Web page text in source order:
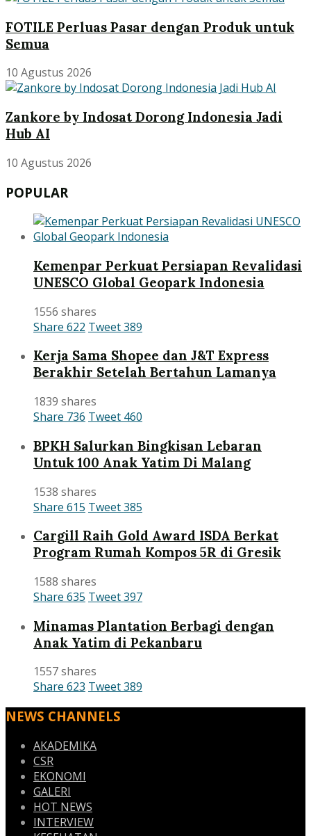
FOTILE Perluas Pasar dengan Produk untuk
Semua
10 Agustus 2026
Zankore by Indosat Dorong Indonesia Jadi
Hub AI
10 Agustus 2026
POPULAR
Kemenpar Perkuat Persiapan Revalidasi
UNESCO Global Geopark Indonesia
1556 shares
Share 622 Tweet389
Kerja Sama Shopee dan J&T Express
Berakhir Setelah Bertahun Lamanya
1839 shares
Share 736 Tweet 460
BPKH Salurkan Bingkisan Lebaran
Untuk 100 Anak Yatim Di Malang
1538 shares
Share 615 Tweet385
Cargill Raih Gold Award ISDA Berkat
Program Rumah Kompos 5R di Gresik
1588 shares
Share 635 Tweet397
Minamas Plantation Berbagi dengan
Anak Yatim di Pekanbaru
1557 shares
Share 623 Tweet389
NEWS CHANNELS
AKADEMIKA
CSR
EKONOMI
GALERI
HOT NEWS
INTERVIEW